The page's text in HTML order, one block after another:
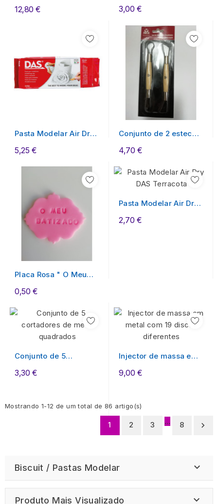
12,80 € 3,00 €
Pasta Modelar Air Dry
5,25 €
Conjunto de 2 estecas
4,70 €
Placa Rosa " O Meu
0,50 €
Pasta Modelar Air Dry
2,70 €
Conjunto de 5
3,30 €
Injector de massa em
9,00 €
Mostrando 1-12 de um total de 86 artigo(s)
1 2 3 … 8 
Biscuit / Pastas Modelar 
Produto Mais Visualizado 